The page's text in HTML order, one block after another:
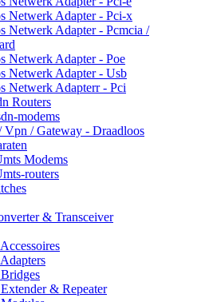
Netwerk Adapter - Pci-x
Netwerk Adapter - Pcmcia /
Netwerk Adapter - Poe
Netwerk Adapter - Usb
Netwerk Adapterr - Pci
Routers
modems
Vpn / Gateway - Draadloos
Modems
routers
& Transceiver
& Repeater